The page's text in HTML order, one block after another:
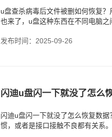
u盘查杀病毒后文件被删如何恢复
也来了，u盘这种东西在不同电脑之
发布时间：2025-09-26
闪迪u盘闪一下就没了怎么恢复数
惯，或者是接口接触不良都有关系